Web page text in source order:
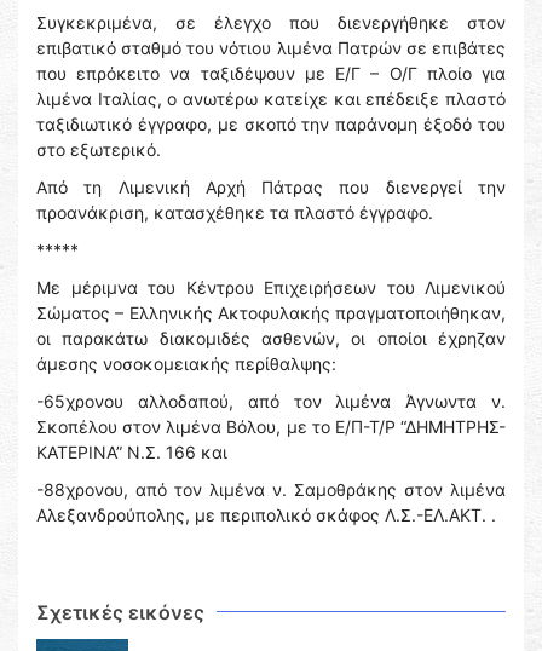
Συγκεκριμένα, σε έλεγχο που διενεργήθηκε στον
επιβατικό σταθμό του νότιου λιμένα Πατρών σε επιβάτες
που επρόκειτο να ταξιδέψουν με Ε/Γ – Ο/Γ πλοίο για
λιμένα Ιταλίας, ο ανωτέρω κατείχε και επέδειξε πλαστό
ταξιδιωτικό έγγραφο, με σκοπό την παράνομη έξοδό του
στο εξωτερικό.
Από τη Λιμενική Αρχή Πάτρας που διενεργεί την
προανάκριση, κατασχέθηκε τα πλαστό έγγραφο.
*****
Με μέριμνα του Κέντρου Επιχειρήσεων του Λιμενικού
Σώματος – Ελληνικής Ακτοφυλακής πραγματοποιήθηκαν,
οι παρακάτω διακομιδές ασθενών, οι οποίοι έχρηζαν
άμεσης νοσοκομειακής περίθαλψης:
-65χρονου αλλοδαπού, από τον λιμένα Άγνωντα ν.
Σκοπέλου στον λιμένα Βόλου, με το Ε/Π-Τ/Ρ “ΔΗΜΗΤΡΗΣ-
ΚΑΤΕΡΙΝΑ” Ν.Σ. 166 και
-88χρονου, από τον λιμένα ν. Σαμοθράκης στον λιμένα
Αλεξανδρούπολης, με περιπολικό σκάφος Λ.Σ.-ΕΛ.ΑΚΤ. .
Σχετικές εικόνες